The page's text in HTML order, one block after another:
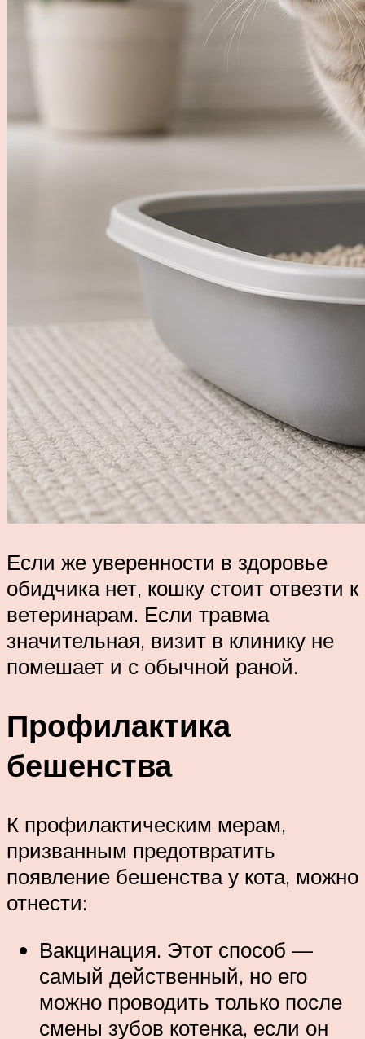
Если же уверенности в здоровье
обидчика нет, кошку стоит отвезти к
ветеринарам. Если травма
значительная, визит в клинику не
помешает и с обычной раной.
Профилактика
бешенства
К профилактическим мерам,
призванным предотвратить
появление бешенства у кота, можно
отнести:
Вакцинация. Этот способ —
самый действенный, но его
можно проводить только после
смены зубов котенка, если он